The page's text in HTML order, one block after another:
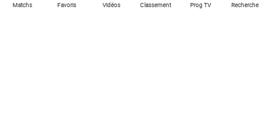
Matchs Favoris Vidéos Classement Prog TV Recherche